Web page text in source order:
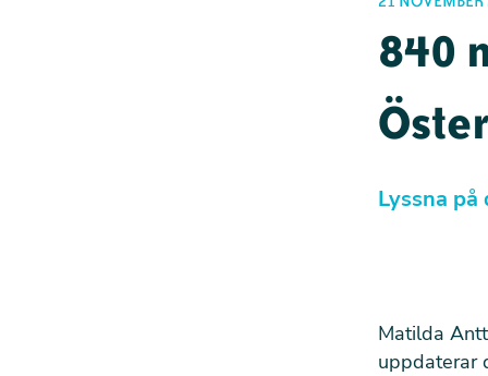
840
Lyssna
Matilda
uppdaterar